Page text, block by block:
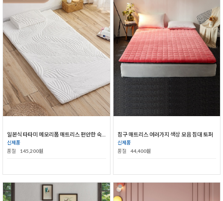
신제품
품절
145,200원
침구 매트리스 여러가지 색상 모음 침대 토퍼
신제품
품절
44,400원